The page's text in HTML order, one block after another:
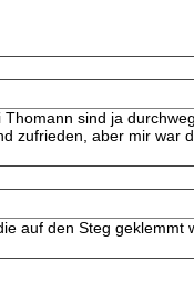
sind ja
zufrieden, aber mir war
auf den Steg